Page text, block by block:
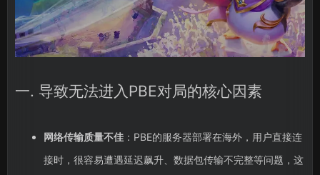
一. 导致无法进入PBE对局的核心因素
网络传输质量不佳：PBE的服务器部署在海外，用户直接连
接时，很容易遭遇延迟飙升、数据包传输不完整等问题，这